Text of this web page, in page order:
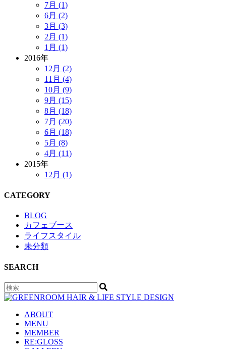
7月 (1)
6月 (2)
3月 (3)
2月 (1)
1月 (1)
2016年
12月 (2)
11月 (4)
10月 (9)
9月 (15)
8月 (18)
7月 (20)
6月 (18)
5月 (8)
4月 (11)
2015年
12月 (1)
CATEGORY
BLOG
カフェブース
ライフスタイル
未分類
SEARCH
ABOUT
MENU
MEMBER
RE:GLOSS